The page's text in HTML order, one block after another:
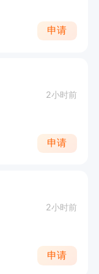
申请
2小时前
申请
2小时前
申请